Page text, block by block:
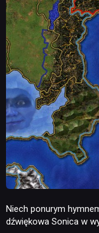
Niech ponurym
dźwiękowa Sonica w